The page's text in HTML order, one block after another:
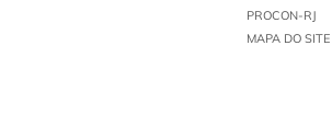
PROCON-RJ
MAPA DO SITE